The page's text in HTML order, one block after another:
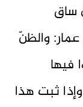
ساق
والظنّ
فيها
ثبت هذا